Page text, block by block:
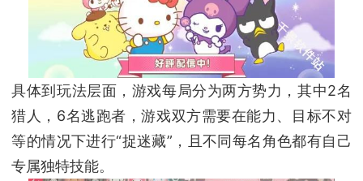
具体到玩法层面，游戏每局分为两方势力，其中2名
猎人，6名逃跑者，游戏双方需要在能力、目标不对
等的情况下进行“捉迷藏”，且不同每名角色都有自己
专属独特技能。